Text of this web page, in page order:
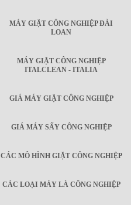
MÁY GIẶT CÔNG NGHIỆP ĐÀI
LOAN
MÁY GIẶT CÔNG NGHIỆP
ITALCLEAN - ITALIA
GIÁ MÁY GIẶT CÔNG NGHIỆP
GIÁ MÁY SẤY CÔNG NGHIỆP
CÁC MÔ HÌNH GIẶT CÔNG NGHIỆP
CÁC LOẠI MÁY LÀ CÔNG NGHIỆP